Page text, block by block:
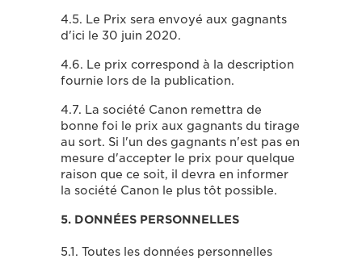
4.5. Le Prix sera envoyé aux gagnants
d'ici le 30 juin 2020.
4.6. Le prix correspond à la description
fournie lors de la publication.
4.7. La société Canon remettra de
bonne foi le prix aux gagnants du tirage
au sort. Si l'un des gagnants n'est pas en
mesure d'accepter le prix pour quelque
raison que ce soit, il devra en informer
la société Canon le plus tôt possible.
5. DONNÉES PERSONNELLES
5.1. Toutes les données personnelles